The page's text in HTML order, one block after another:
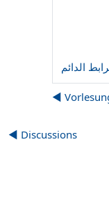
الدائم
Discussions ◀︎